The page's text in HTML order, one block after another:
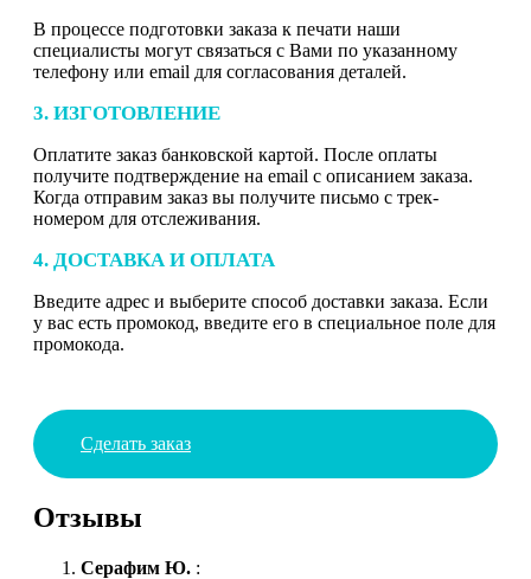
В процессе подготовки заказа к печати наши
специалисты могут связаться с Вами по указанному
телефону или email для согласования деталей.
3. ИЗГОТОВЛЕНИЕ
Оплатите заказ банковской картой. После оплаты
получите подтверждение на email с описанием заказа.
Когда отправим заказ вы получите письмо с трек-
номером для отслеживания.
4. ДОСТАВКА И ОПЛАТА
Введите адрес и выберите способ доставки заказа. Если
у вас есть промокод, введите его в специальное поле для
промокода.
Сделать заказ
Отзывы
Серафим Ю. :